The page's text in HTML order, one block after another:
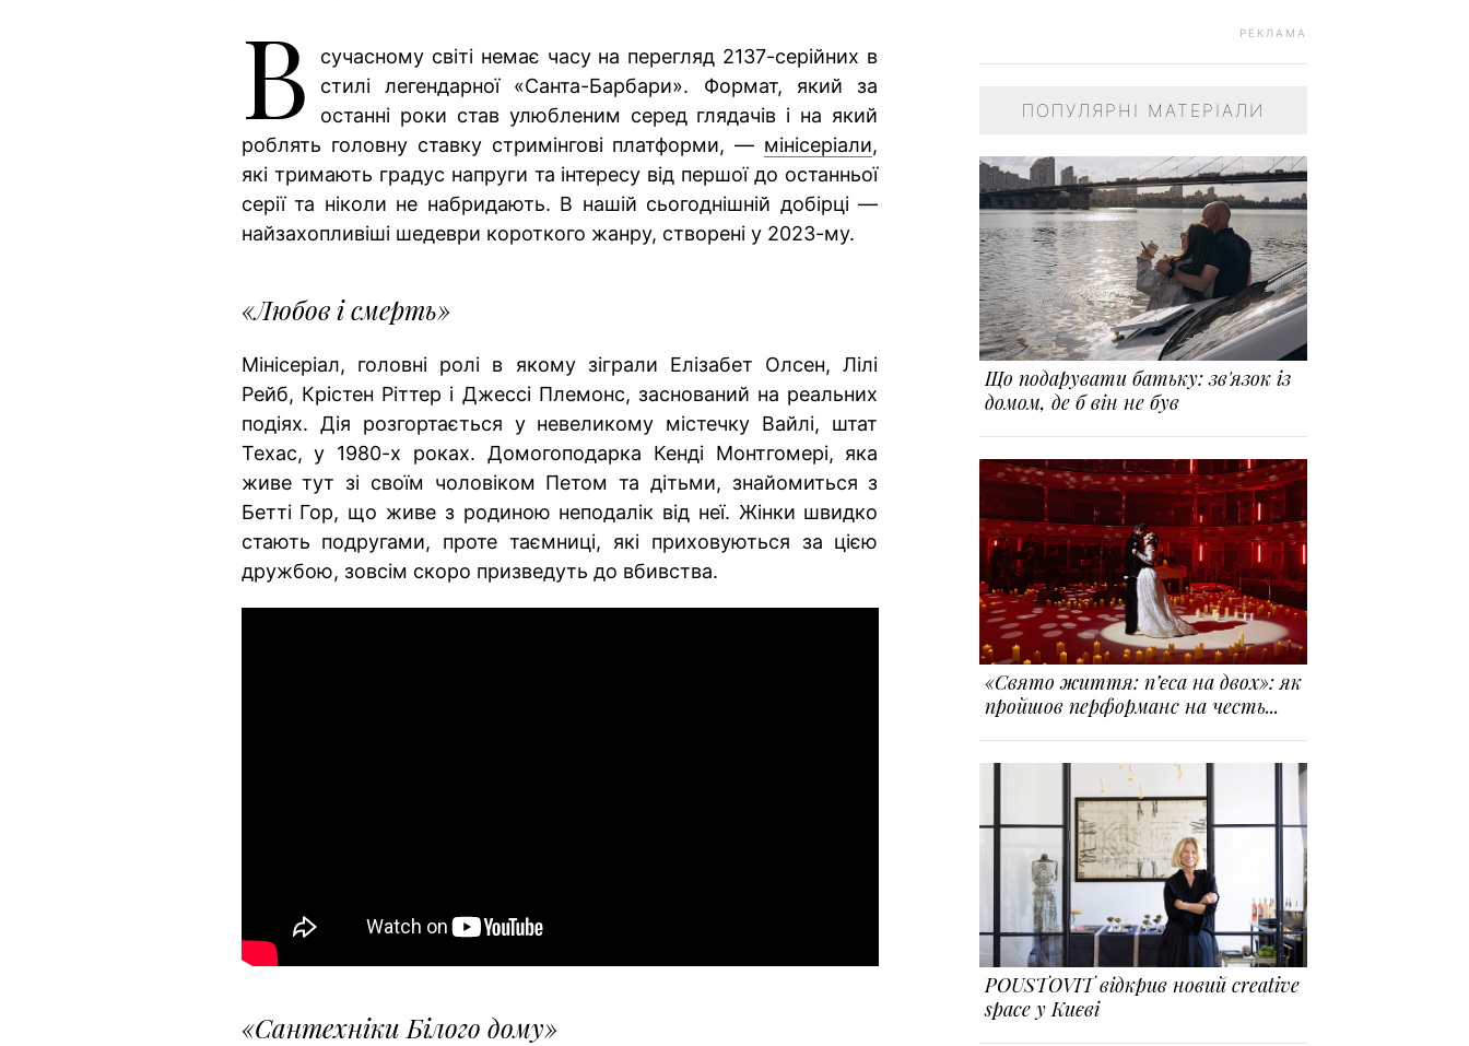
В
сучасному світі немає часу на перегляд 2137-серійних в
стилі легендарної «Санта-Барбари». Формат, який за
останні роки став улюбленим серед глядачів і на який
роблять головну ставку стримінгові платформи, — мінісеріали,
які тримають градус напруги та інтересу від першої до останньої
серії та ніколи не набридають. В нашій сьогоднішній добірці —
найзахопливіші шедеври короткого жанру, створені у 2023-му.
«Любов і смерть»
Мінісеріал, головні ролі в якому зіграли Елізабет Олсен, Лілі
Рейб, Крістен Ріттер і Джессі Племонс, заснований на реальних
подіях. Дія розгортається у невеликому містечку Вайлі, штат
Техас, у 1980-х роках. Домогоподарка Кенді Монтгомері, яка
живе тут зі своїм чоловіком Петом та дітьми, знайомиться з
Бетті Гор, що живе з родиною неподалік від неї. Жінки швидко
стають подругами, проте таємниці, які приховуються за цією
дружбою, зовсім скоро призведуть до вбивства.
«Сантехніки Білого дому»
РЕКЛАМА
ПОПУЛЯРНІ МАТЕРІАЛИ
Що подарувати батьку: зв'язок із
домом, де б він не був
«Свято життя: п’єса на двох»: як
пройшов перформанс на честь...
POUSTOVIT відкрив новий creative
space у Києві